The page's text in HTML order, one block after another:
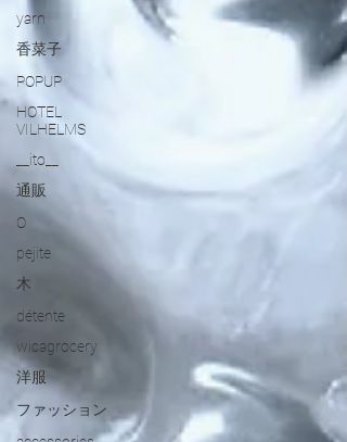
yarn
香菜子
POPUP
HOTEL
VILHELMS
__ito__
通販
O
pejite
木
détente
wicagrocery
洋服
ファッション